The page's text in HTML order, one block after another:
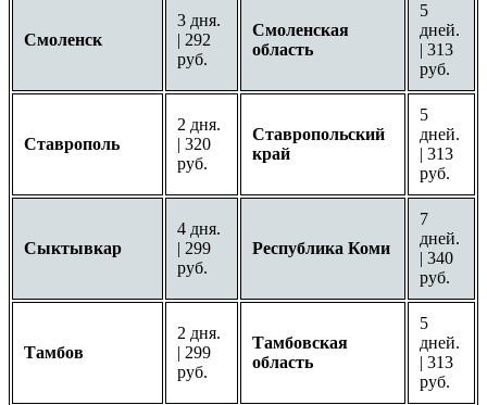
Смоленск
3 дня.
| 292
руб.
Смоленская
область
5
дней.
| 313
руб.
Ставрополь
2 дня.
| 320
руб.
Ставропольский
край
5
дней.
| 313
руб.
Сыктывкар
4 дня.
| 299
руб.
Республика Коми
7
дней.
| 340
руб.
Тамбов
2 дня.
| 299
руб.
Тамбовская
область
5
дней.
| 313
руб.